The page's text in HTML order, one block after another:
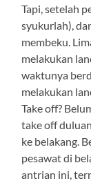
Tapi, setelah
syukurlah),
membeku.
melakukan
waktunya
melakukan
Take off?
take off
ke belakang.
pesawat di
antrian ini,